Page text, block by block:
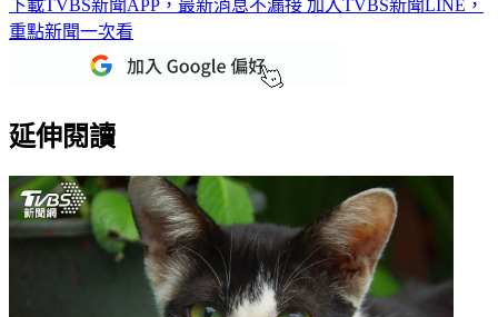
下載TVBS新聞APP，最新消息不漏接 加入TVBS新聞LINE，
重點新聞一次看
延伸閱讀